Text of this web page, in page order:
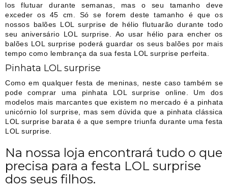
los flutuar durante semanas, mas o seu tamanho deve
exceder os 45 cm. Só se forem deste tamanho é que os
nossos balões LOL surprise de hélio flutuarão durante todo
seu aniversário LOL surprise. Ao usar hélio para encher os
balões LOL surprise poderá guardar os seus balões por mais
tempo como lembrança da sua festa LOL surprise perfeita.
Pinhata LOL surprise
Como em qualquer festa de meninas, neste caso também se
pode comprar uma pinhata LOL surprise online. Um dos
modelos mais marcantes que existem no mercado é a pinhata
unicórnio lol surprise, mas sem dúvida que a pinhata clássica
LOL surprise barata é a que sempre triunfa durante uma festa
LOL surprise.
Na nossa loja encontrará tudo o que
precisa para a festa LOL surprise
dos seus filhos.